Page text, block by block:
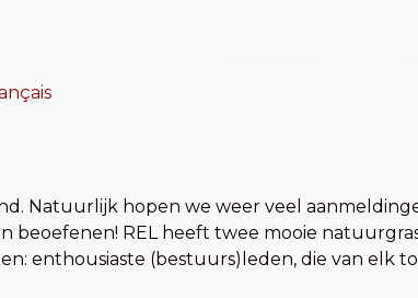
Natuurlijk hopen we weer veel
beoefenen! REL heeft twee mooie
enthousiaste (bestuurs)leden, die van elk